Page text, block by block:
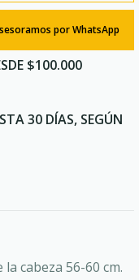
por WhatsApp
$100.000
30 DÍAS, SEGÚN
cabeza 56-60 cm.